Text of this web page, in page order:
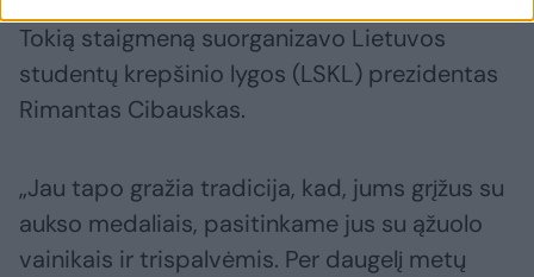
Tokią staigmeną suorganizavo Lietuvos
studentų krepšinio lygos (LSKL) prezidentas
Rimantas Cibauskas.
„Jau tapo gražia tradicija, kad, jums grįžus su
aukso medaliais, pasitinkame jus su ąžuolo
vainikais ir trispalvėmis. Per daugelį metų